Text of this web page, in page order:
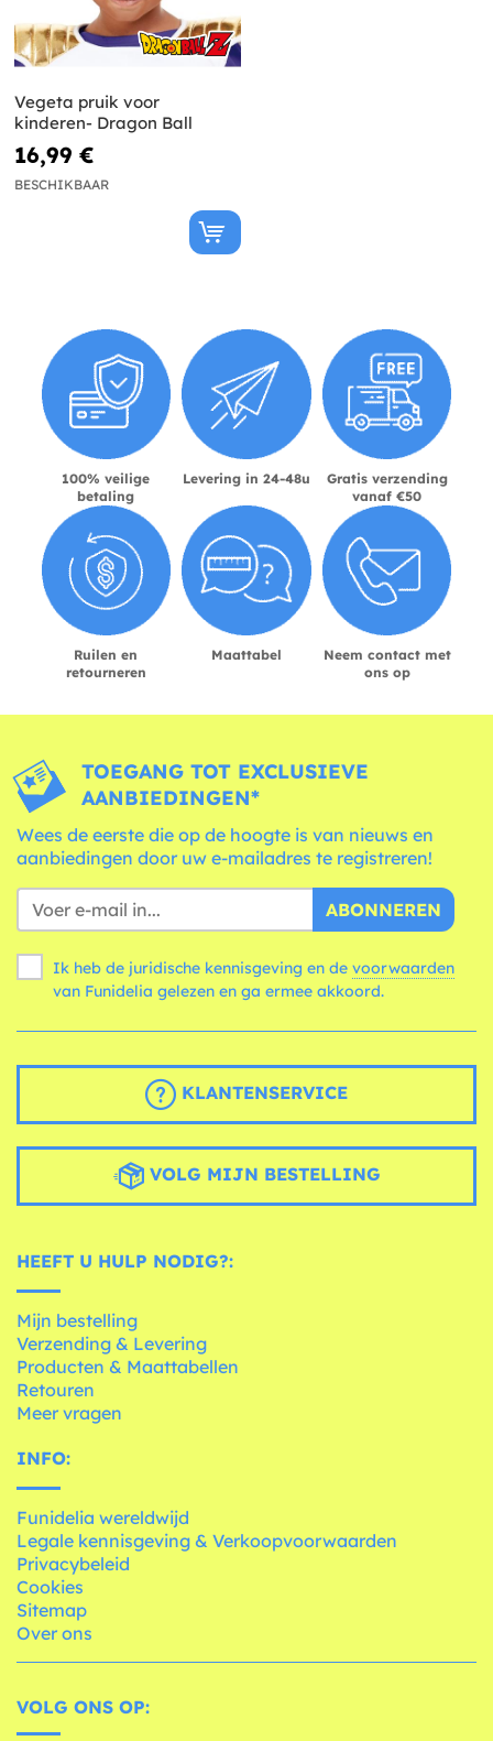
Vegeta pruik voor
kinderen- Dragon Ball
16,99 €
BESCHIKBAAR
100% veilige
betaling
Levering in 24-48u
Gratis verzending
vanaf €50
Ruilen en
retourneren
Maattabel
Neem contact met
ons op
TOEGANG TOT EXCLUSIEVE
AANBIEDINGEN*
Wees de eerste die op de hoogte is van nieuws en
aanbiedingen door uw e-mailadres te registreren!
ABONNEREN
Ik heb de juridische kennisgeving en de voorwaarden
van Funidelia gelezen en ga ermee akkoord.
KLANTENSERVICE
VOLG MIJN BESTELLING
HEEFT U HULP NODIG?:
Mijn bestelling
Verzending & Levering
Producten & Maattabellen
Retouren
Meer vragen
INFO:
Funidelia wereldwijd
Legale kennisgeving & Verkoopvoorwaarden
Privacybeleid
Cookies
Sitemap
Over ons
VOLG ONS OP: